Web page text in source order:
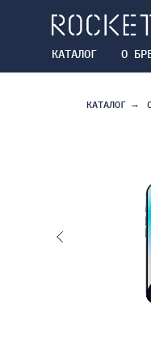
О
КАТАЛОГ
КАТАЛОГ →